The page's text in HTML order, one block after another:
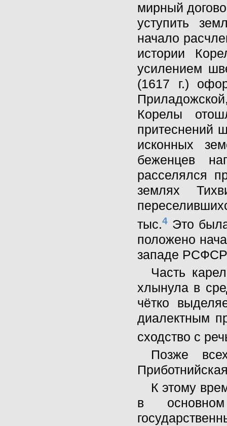
мирный
уступить
начало
истории
усилением
(1617 г.)
Корелы
притеснений
исконных
беженцев
расселялся
землях
тыс.4 Это
положено
западе РСФСР
Часть
хлынула в
чётко
диалектным
сходство с
Позже
К этому
в